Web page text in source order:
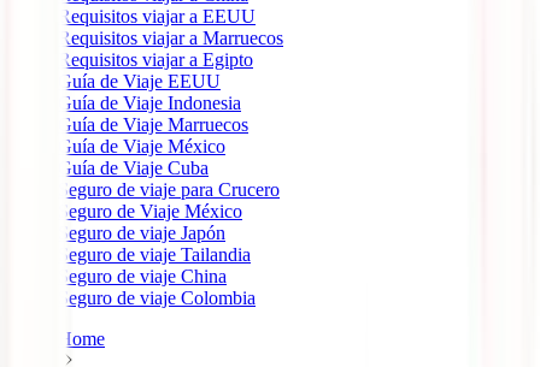
Requisitos viajar a EEUU
Requisitos viajar a Marruecos
Requisitos viajar a Egipto
Guía de Viaje EEUU
Guía de Viaje Indonesia
Guía de Viaje Marruecos
Guía de Viaje México
Guía de Viaje Cuba
Seguro de viaje para Crucero
Seguro de Viaje México
Seguro de viaje Japón
Seguro de viaje Tailandia
Seguro de viaje China
Seguro de viaje Colombia
Home